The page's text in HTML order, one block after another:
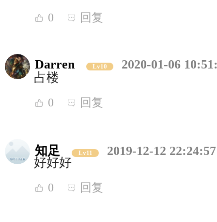
0 回复
Darren Lv10
2020-01-06
占楼
0 回复
知足 Lv11
2019-12-12 22:24:57
好好好
0 回复